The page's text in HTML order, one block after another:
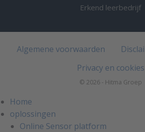
Erkend leerbedrijf
Algemene voorwaarden
Privacy en cookies
© 2026 - Hitma Groep
Home
oplossingen
Online Sensor platform